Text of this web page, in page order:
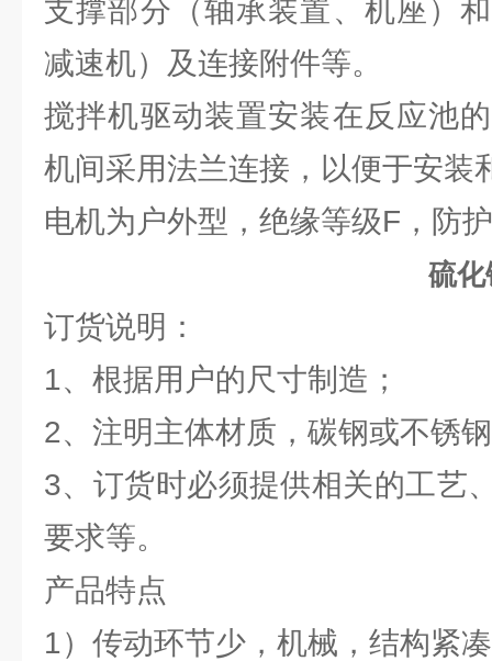
支撑部分（轴承装置、机座）
减速机）及连接附件等。
搅拌机驱动装置安装在反应池
机间采用法兰连接，以便于安装
电机为户外型，绝缘等级F，防
硫
订货说明：
1、根据用户的尺寸制造；
2、注明主体材质，碳钢或不锈
3、订货时必须提供相关的工艺
要求等。
产品特点
1）传动环节少，机械，结构紧